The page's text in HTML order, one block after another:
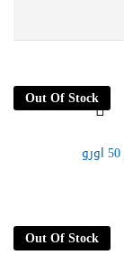
Out Of Stock
Out Of Stock